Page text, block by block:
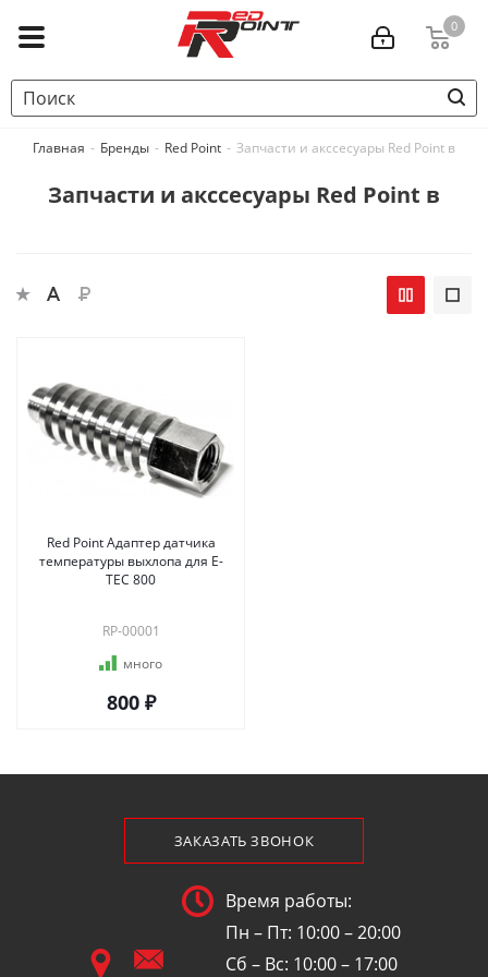
0
Главная - Бренды - Red Point - Запчасти и акссесуары Red Point в
Запчасти и акссесуары Red Point в
Red Point Адаптер датчика
температуры выхлопа для E-
TEC 800
RP-00001
много
800 ₽
ЗАКАЗАТЬ ЗВОНОК
Время работы:
Пн – Пт: 10:00 – 20:00
Сб – Вс: 10:00 – 17:00